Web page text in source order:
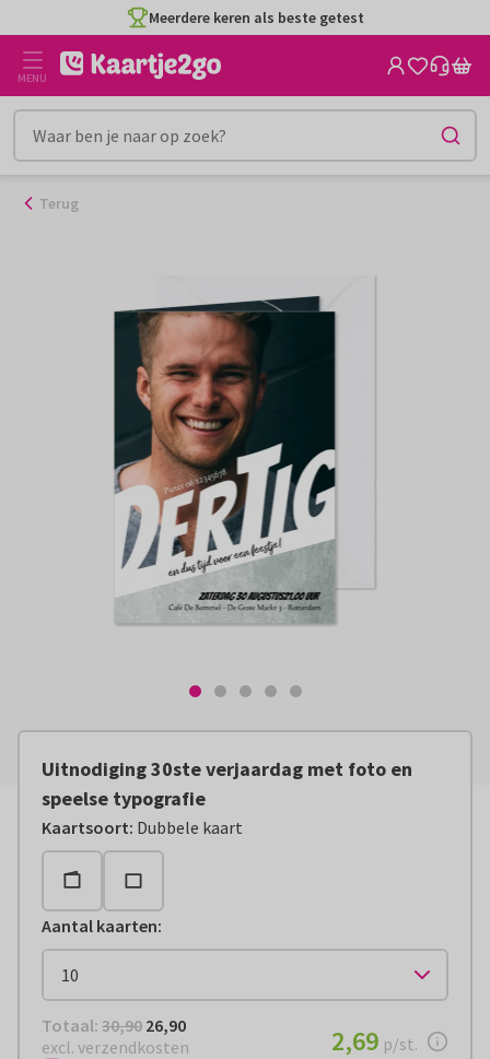
naar
inhoud
Meerdere keren als beste getest
MENU
Terug
Uitnodiging 30ste verjaardag met foto en
speelse typografie
Kaartsoort: Dubbele kaart
Aantal kaarten:
Totaal: € 26,90
Totaal: 30,90 26,90
excl. verzendkosten
€ 2,69per stuk
2,69 p/st.